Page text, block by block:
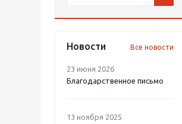
Новости Все новости
23 июня 2026
Благодарственное письмо
13 ноября 2025